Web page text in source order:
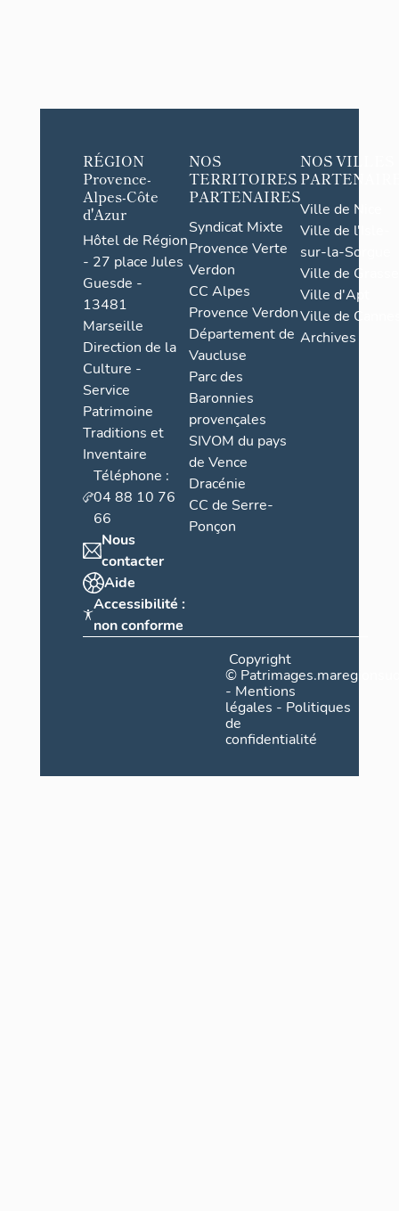
RÉGION
Provence-
Alpes-Côte
d'Azur
Hôtel de Région
- 27 place Jules
Guesde -
13481
Marseille
Direction de la
Culture -
Service
Patrimoine
Traditions et
Inventaire
Téléphone :
04 88 10 76
66
Nous
contacter
Aide
Accessibilité :
non conforme
NOS
TERRITOIRES
PARTENAIRES
Syndicat Mixte
Provence Verte
Verdon
CC Alpes
Provence Verdon
Département de
Vaucluse
Parc des
Baronnies
provençales
SIVOM du pays
de Vence
Dracénie
CC de Serre-
Ponçon
NOS VILLES
Ville de Nice
Ville de l'Isle-
sur-la-Sorgue
Ville de Grasse
Ville d'Apt
Ville de
Archives
Copyright
©
- Mentions
légales - Politiques
de
confidentialité